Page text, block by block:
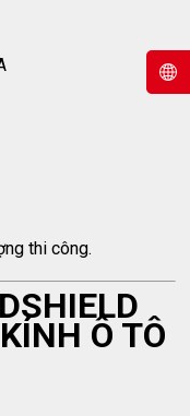
thi công.
Ô TÔ